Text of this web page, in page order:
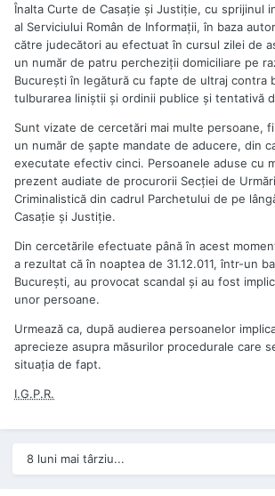
Înalta Curte de Casaţie şi Justiţie, cu sprijinul
al Serviciului Român de Informaţii, în baza
către judecători au efectuat în cursul zilei de
un număr de patru percheziţii domiciliare pe
Bucureşti în legătură cu fapte de ultraj contra
tulburarea liniştii şi ordinii publice şi tentativă
Sunt vizate de cercetări mai multe persoane,
un număr de şapte mandate de aducere, din
executate efectiv cinci. Persoanele aduse cu
prezent audiate de procurorii Secţiei de
Criminalistică din cadrul Parchetului de pe
Casaţie şi Justiţie.
Din cercetările efectuate până în acest
a rezultat că în noaptea de 31.12.011, într-un
Bucureşti, au provocat scandal şi au fost
unor persoane.
Urmează ca, după audierea persoanelor
aprecieze asupra măsurilor procedurale care
situaţia de fapt.
I.G.P.R.
8 luni mai târziu...